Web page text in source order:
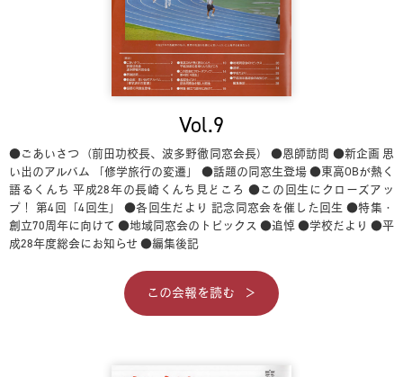
Vol.9
●ごあいさつ（前田功校長、波多野徹同窓会長） ●恩師訪問 ●新企画 思
い出のアルバム 「修学旅行の変遷」
●話題の同窓生登場●東高OBが熱く
語るくんち 平成28年の長崎くんち見どころ ●この回生にクローズアッ
プ！ 第4回「4回生」
●各回生だより 記念同窓会を催した回生 ●特集・
創立70周年に向けて ●地域同窓会のトピックス ●追悼●学校だより ●平
成28年度総会にお知らせ ●編集後記
この会報を読む